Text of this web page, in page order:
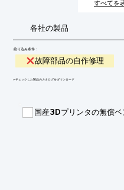
迅速な復旧を目指します。
すべてを
各社の製品
絞り込み条件：
故障部品の自作修理
​▼チェックした製品のカタログをダウンロード
国産3Dプリンタの無償ベ